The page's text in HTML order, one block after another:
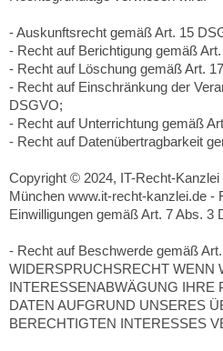
- Auskunftsrecht gemäß Art. 15
- Recht auf Berichtigung gemäß
- Recht auf Löschung gemäß Art.
- Recht auf Einschränkung der
DSGVO;
- Recht auf Unterrichtung gemäß
- Recht auf Datenübertragbarkeit
Copyright © 2024, IT-Recht-Kanzlei
München www.it-recht-kanzlei.de -
Einwilligungen gemäß Art. 7 Abs. 3
- Recht auf Beschwerde gemäß
WIDERSPRUCHSRECHT WENN
INTERESSENABWÄGUNG IHRE
DATEN AUFGRUND UNSERES
BERECHTIGTEN INTERESSES